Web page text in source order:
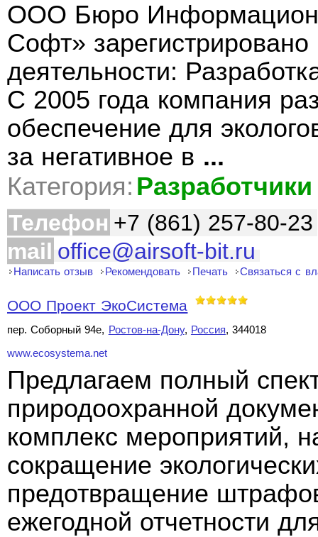
ООО Бюро
Софт»
деятельности:
С 2005 года компания
обеспечение для
за негативное в ...
Категория:
Телефон +7 (861) 257-80-23
mail office@airsoft-bit.ru
Написать отзыв Рекомендовать Печать Связаться с
ООО Проект ЭкоСистема
пер. Соборный 94е, Ростов-на-Дону, Россия, 344018
www.ecosystema.net
Предлагаем полный
природоохранной
комплекс мероприятий,
сокращение
предотвращение
ежегодной отчетности